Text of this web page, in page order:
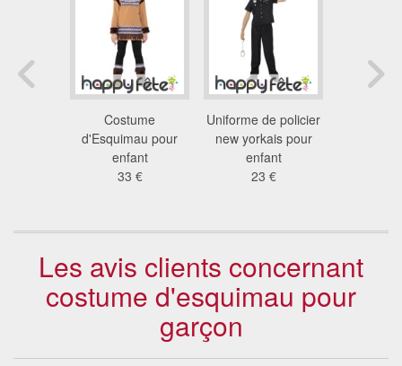
Costume
d'Esquimau pour
enfant
33 €
Uniforme de policier
new yorkais pour
enfant
23 €
Les avis clients concernant
costume d'esquimau pour
garçon